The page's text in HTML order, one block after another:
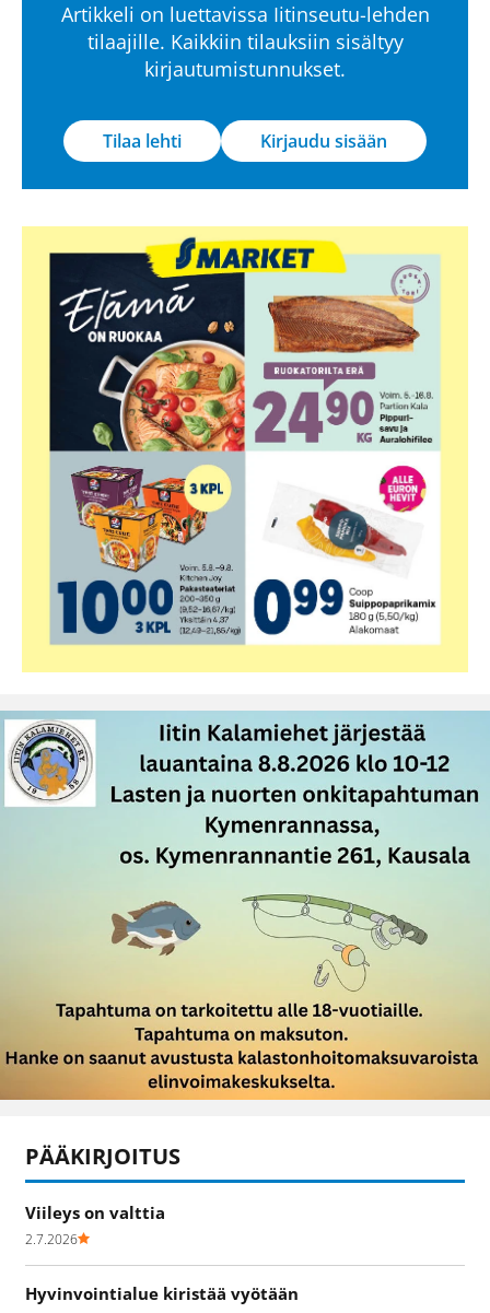
Artikkeli on luettavissa Iitinseutu-lehden
tilaajille. Kaikkiin tilauksiin sisältyy
kirjautumistunnukset.
Tilaa lehti Kirjaudu sisään
PÄÄKIRJOITUS
Viileys on valttia
2.7.2026
Hyvinvointialue kiristää vyötään